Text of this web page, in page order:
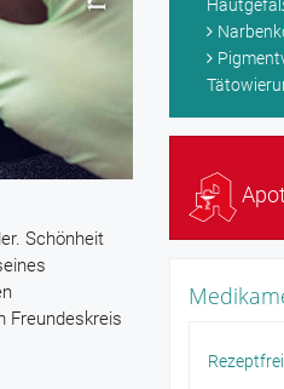
Schönheit
Freundeskreis
Rezeptfrei